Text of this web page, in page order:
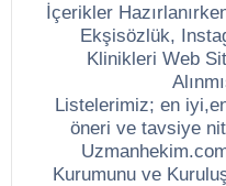
İçerikler
Ekşisözlük,
Klinikleri Web
Listelerimiz; en
öneri ve tavsiye
Kurumunu ve